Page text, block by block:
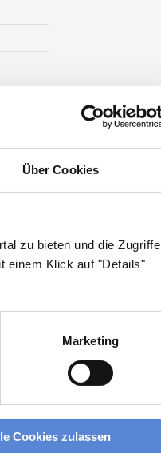
Über Cookies
zu bieten und die Zugriffe
einem Klick auf "Details"
Marketing
Cookies zulassen
DIE